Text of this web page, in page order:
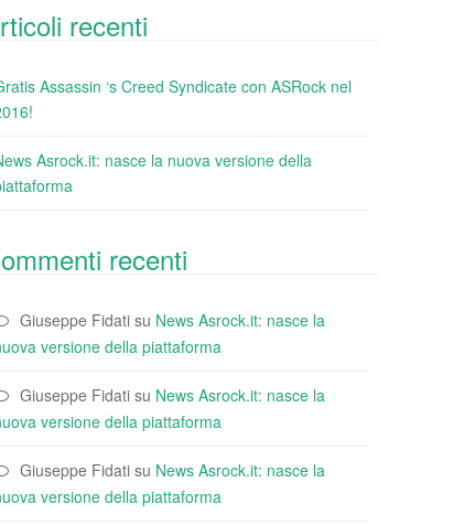
recenti
Assassin ‘s Creed Syndicate con ASRock nel
Asrock.it: nasce la nuova versione della
recenti
Giuseppe Fidati su News Asrock.it: nasce la
versione della piattaforma
Giuseppe Fidati su News Asrock.it: nasce la
versione della piattaforma
Giuseppe Fidati su News Asrock.it: nasce la
versione della piattaforma